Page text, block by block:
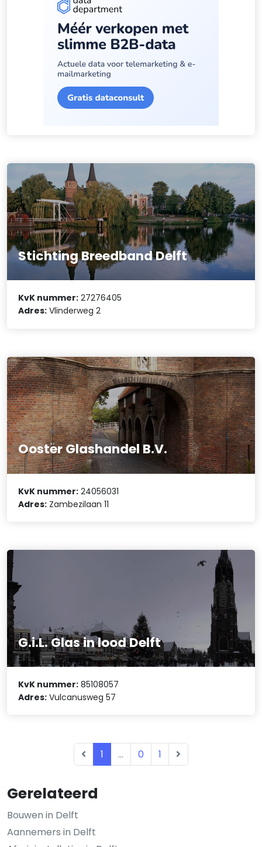
Gerelateerd
Bouwen in Delft
Aannemers in Delft
Stichting Breedband Delft
KvK nummer: 27276405
Adres: Vlinderweg 2
Ooster Glashandel B.V.
KvK nummer: 24056031
Adres: Zambezilaan 11
G.i.L. Glas in lood Delft
KvK nummer: 85108057
Adres: Vulcanusweg 57
1 ... 0 1